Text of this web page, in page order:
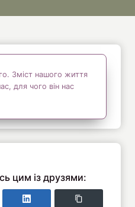
Зміст нашого життя
для чого він нас
цим із друзями:
у Telegram
Поділитись у LinkedIn